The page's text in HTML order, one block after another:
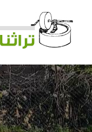
content